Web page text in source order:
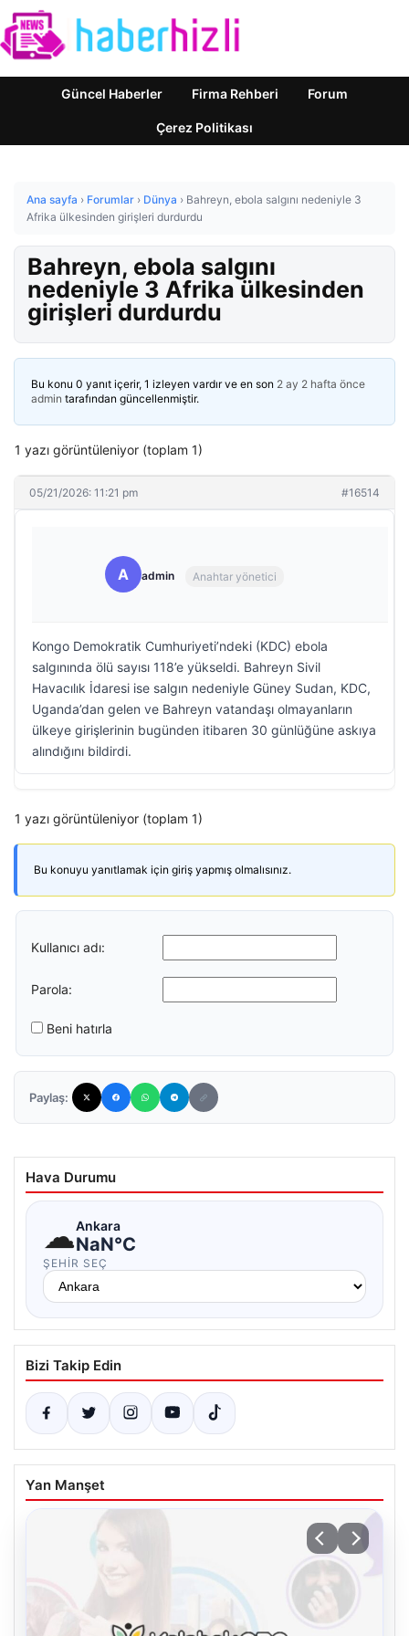
Güncel Haberler Firma Rehberi Forum
Çerez Politikası
Ana sayfa › Forumlar › Dünya › Bahreyn, ebola salgını nedeniyle 3
Afrika ülkesinden girişleri durdurdu
Bahreyn, ebola salgını
nedeniyle 3 Afrika ülkesinden
girişleri durdurdu
Bu konu 0 yanıt içerir, 1 izleyen vardır ve en son 2 ay 2 hafta önce
admin tarafından güncellenmiştir.
1 yazı görüntüleniyor (toplam 1)
05/21/2026: 11:21 pm #16514
A admin Anahtar yönetici
Kongo Demokratik Cumhuriyeti’ndeki (KDC) ebola
salgınında ölü sayısı 118’e yükseldi. Bahreyn Sivil
Havacılık İdaresi ise salgın nedeniyle Güney Sudan, KDC,
Uganda’dan gelen ve Bahreyn vatandaşı olmayanların
ülkeye girişlerinin bugünden itibaren 30 günlüğüne askıya
alındığını bildirdi.
1 yazı görüntüleniyor (toplam 1)
Bu konuyu yanıtlamak için giriş yapmış olmalısınız.
Kullanıcı adı:
Parola:
Beni hatırla
Paylaş:
Hava Durumu
☁Ankara
NaN°C
ŞEHIR SEÇ
Bizi Takip Edin
Yan Manşet